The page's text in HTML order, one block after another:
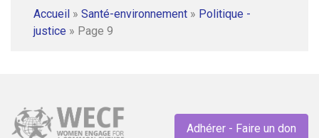
Accueil » Santé-environnement » Politique -
justice » Page 9
Adhérer - Faire un don